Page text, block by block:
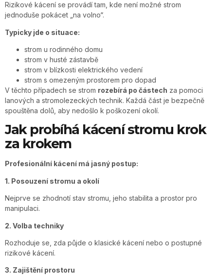
Rizikové kácení se provádí tam, kde není možné strom
jednoduše pokácet „na volno“.
Typicky jde o situace:
strom u rodinného domu
strom v husté zástavbě
strom v blízkosti elektrického vedení
strom s omezeným prostorem pro dopad
V těchto případech se strom rozebírá po částech za pomoci
lanových a stromolezeckých technik. Každá část je bezpečně
spouštěna dolů, aby nedošlo k poškození okolí.
Jak probíhá kácení stromu krok
za krokem
Profesionální kácení má jasný postup:
1. Posouzení stromu a okolí
Nejprve se zhodnotí stav stromu, jeho stabilita a prostor pro
manipulaci.
2. Volba techniky
Rozhoduje se, zda půjde o klasické kácení nebo o postupné
rizikové kácení.
3. Zajištění prostoru